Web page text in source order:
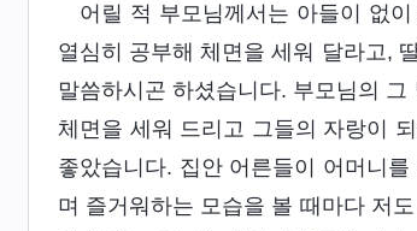
어릴 적 부모님께서는 아들이 없
열심히 공부해 체면을 세워 달라고,
말씀하시곤 하셨습니다. 부모님의
체면을 세워 드리고 그들의 자랑이
좋았습니다. 집안 어른들이 어머니
며 즐거워하는 모습을 볼 때마다 저